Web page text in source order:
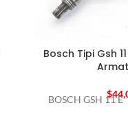
Bosch Tipi Gsh
$
BOSCH GSH 11